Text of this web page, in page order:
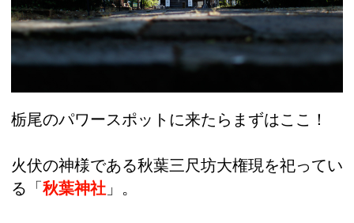
栃尾のパワースポットに来たらまずはここ！
火伏の神様である秋葉三尺坊大権現を祀ってい
る「 秋葉神社 」。